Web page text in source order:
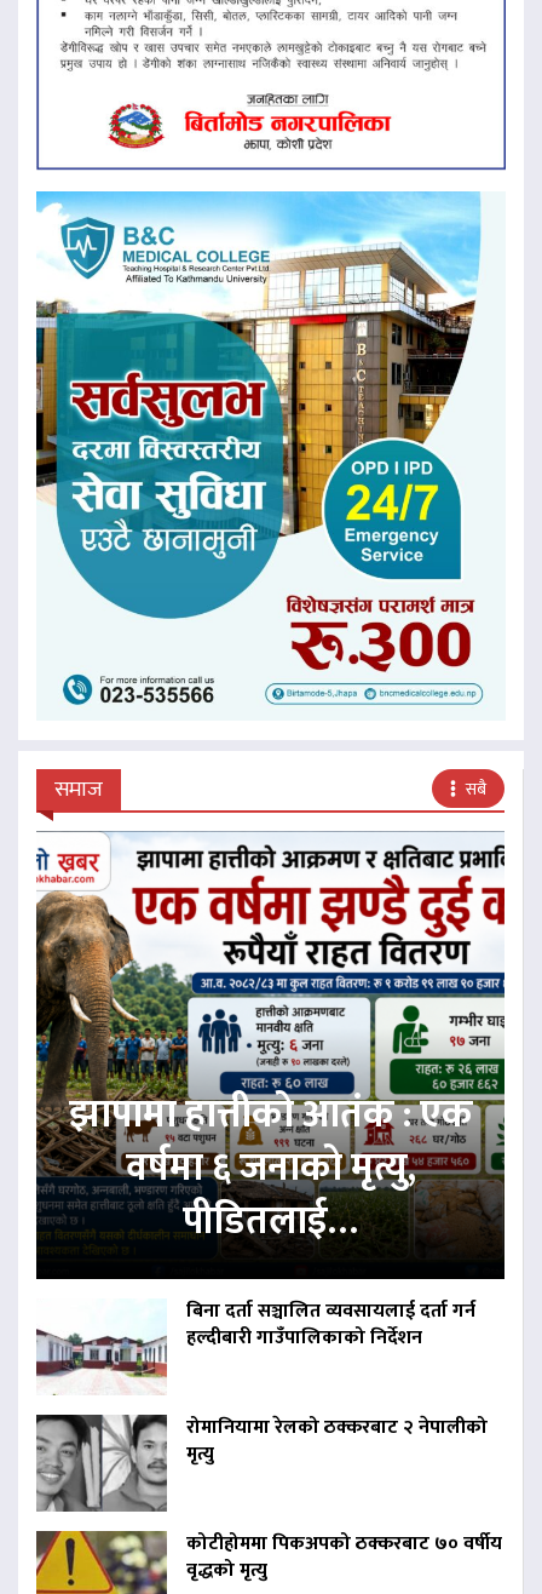
समाज सबै
झापामा हात्तीको आतंक : एक
वर्षमा ६ जनाको मृत्यु,
पीडितलाई…
बिना दर्ता सञ्चालित व्यवसायलाई दर्ता गर्न
हल्दीबारी गाउँपालिकाको निर्देशन
रोमानियामा रेलको ठक्करबाट २ नेपालीको
मृत्यु
कोटीहोममा पिकअपको ठक्करबाट ७० वर्षीय
वृद्धको मृत्यु